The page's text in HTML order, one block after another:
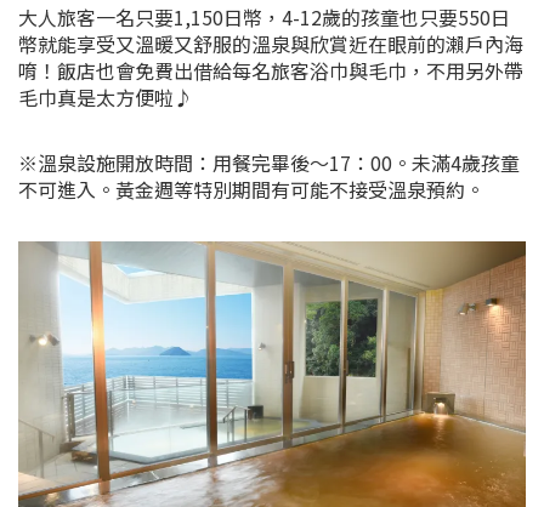
大人旅客一名只要1,150日幣，4-12歲的孩童也只要550日
幣就能享受又溫暖又舒服的溫泉與欣賞近在眼前的瀨戶內海
唷！飯店也會免費出借給每名旅客浴巾與毛巾，不用另外帶
毛巾真是太方便啦♪
※溫泉設施開放時間：用餐完畢後～17：00。未滿4歲孩童
不可進入。黃金週等特別期間有可能不接受溫泉預約。